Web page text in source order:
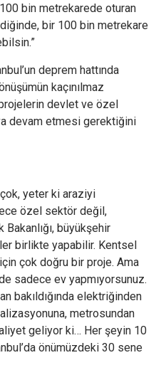
bin metrekarede oturan
bir 100 bin metrekare
deprem hattında
kaçınılmaz
devlet ve özel
devam etmesi gerektiğini
çok, yeter ki araziyi
özel sektör değil,
büyükşehir
birlikte yapabilir. Kentsel
çok doğru bir proje. Ama
sadece ev yapmıyorsunuz.
bakıldığında elektriğinden
metrosundan
geliyor ki… Her şeyin 10
önümüzdeki 30 sene